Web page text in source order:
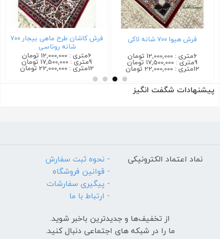
فرش هیوا ۷۰۰ شانه لاکی
6متری : 12,000,000 تومان
9متری : 17,500,000 تومان
12متری : 22,000,000 تومان
فرش کاشان طرح ماهی بیجار ۷۰۰
شانه روناسی
6متری : 12,000,000 تومان
9متری : 17,500,000 تومان
12متری : 22,000,000 تومان
پیشنهادات شگفت انگیز
نماد اعتماد الکترونیکی
- نحوه ثبت سفارش
- قوانین فروشگاه
- پیگیری سفارشات
- ارتباط با ما
از تخفیف‌ها و جدیدترین‌ باخبر شوید.
ما را در شبکه های اجتماعی دنبال کنید.